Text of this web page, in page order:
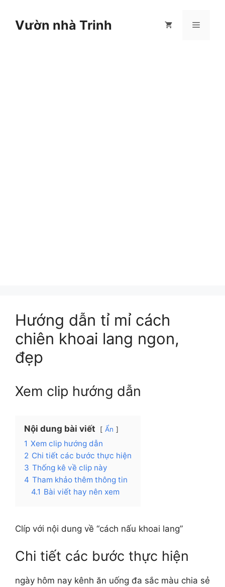
Vườn nhà Trinh Menu
Hướng dẫn tỉ mỉ cách
chiên khoai lang ngon,
đẹp
Xem clip hướng dẫn
Nội dung bài viết Ẩn
1 Xem clip hướng dẫn
2 Chi tiết các bước thực hiện
3 Thống kê về clip này
4 Tham khảo thêm thông tin
4.1 Bài viết hay nên xem
Clíp với nội dung về “cách nấu khoai lang”
Chi tiết các bước thực hiện
ngày hôm nay kênh ăn uống đa sắc màu chia sẻ